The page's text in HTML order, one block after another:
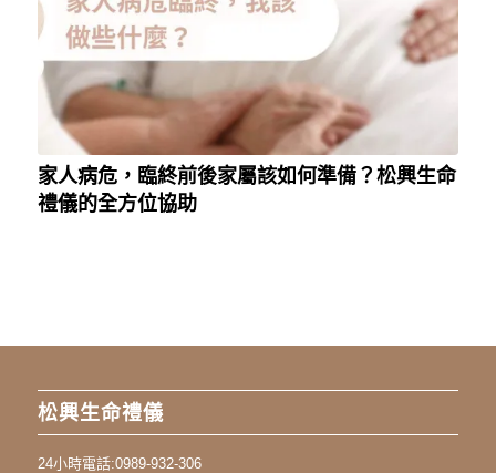
家人病危，臨終前後家屬該如何準備？松興生命
禮儀的全方位協助
松興生命禮儀
24小時電話:0989-932-306